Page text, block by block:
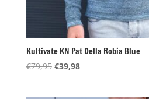
Kultivate KN Pat Della Robia Blue
€79,95 Oorspronkelijke
€39,98Huidige